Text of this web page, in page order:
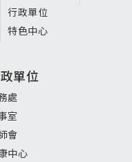
行政單位
特色中心
單位
處
室
會
中心